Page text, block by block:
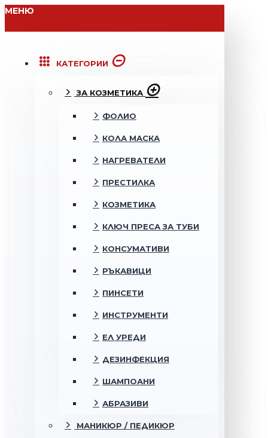
МЕНЮ
КАТЕГОРИИ
ЗА КОЗМЕТИКА
ФОЛИО
КОЛА МАСКА
НАГРЕВАТЕЛИ
ПРЕСТИЛКА
КОЗМЕТИКА
КЛЮЧ ПРЕСА ЗА ТУБИ
КОНСУМАТИВИ
РЪКАВИЦИ
ПИНСЕТИ
ИНСТРУМЕНТИ
ЕЛ УРЕДИ
ДЕЗИНФЕКЦИЯ
ШАМПОАНИ
АБРАЗИВИ
МАНИКЮР / ПЕДИКЮР